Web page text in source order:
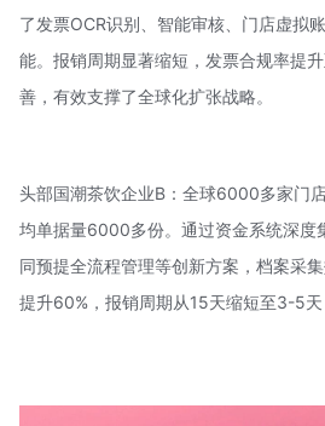
了发票OCR识别、智能审核、门店虚拟
能。报销周期显著缩短，发票合规率提
善，有效支撑了全球化扩张战略。
头部国潮茶饮企业B：全球6000多家门
均单据量6000多份。通过资金系统深度
同预提全流程管理等创新方案，档案采
提升60%，报销周期从15天缩短至3-5天